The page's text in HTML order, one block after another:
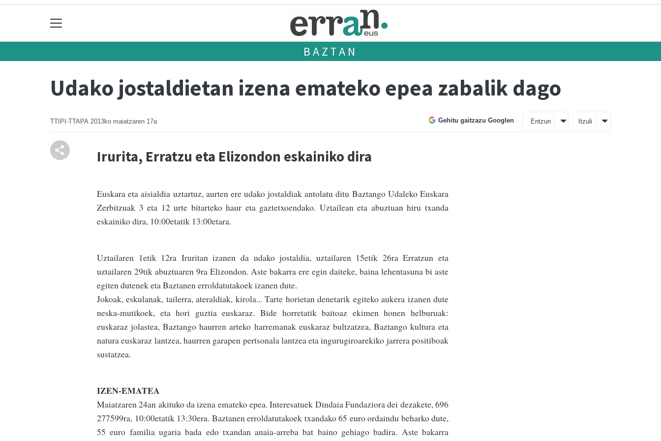
BAZTAN
Udako jostaldietan izena emateko epea zabalik dago
TTIPI-TTAPA 2013ko maiatzaren 17a Gehitu gaitzazu Googlen Entzun Itzuli
Irurita, Erratzu eta Elizondon eskainiko dira
Euskara eta aisialdia uztartuz, aurten ere udako jostaldiak antolatu ditu Baztango Udaleko Euskara
Zerbitzuak 3 eta 12 urte bitarteko haur eta gaztetxoendako. Uztailean eta abuztuan hiru txanda
eskainiko dira, 10:00etatik 13:00etara.
Uztailaren 1etik 12ra Iruritan izanen da udako jostaldia, uztailaren 15etik 26ra Erratzun eta
uztailaren 29tik abuztuaren 9ra Elizondon. Aste bakarra ere egin daiteke, baina lehentasuna bi aste
egiten dutenek eta Baztanen erroldatutakoek izanen dute.
Jokoak, eskulanak, tailerra, ateraldiak, kirola... Tarte horietan denetarik egiteko aukera izanen dute
neska-mutikoek, eta hori guztia euskaraz. Bide horretatik baitoaz ekimen honen helburuak:
euskaraz jolastea, Baztango haurren arteko harremanak euskaraz bul­tzatzea, Baztango kultura eta
natura euskaraz lantzea, haurren garapen pertsonala lan­tzea eta ingurugiroarekiko jarrera positiboak
sustatzea.
IZEN-EMATEA
Maiatzaren 24an akituko da izena emateko epea. Interesatuek Dindaia Fundaziora dei dezakete, 696
277599ra, 10:00etatik 13:30era. Baztanen erroldatutakoek txandako 65 euro ordaindu beharko dute,
55 euro familia ugaria bada edo txandan anaia-arreba bat baino gehiago badira. Aste bakarra